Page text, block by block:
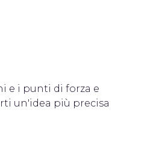
e i punti di forza e
un'idea più precisa